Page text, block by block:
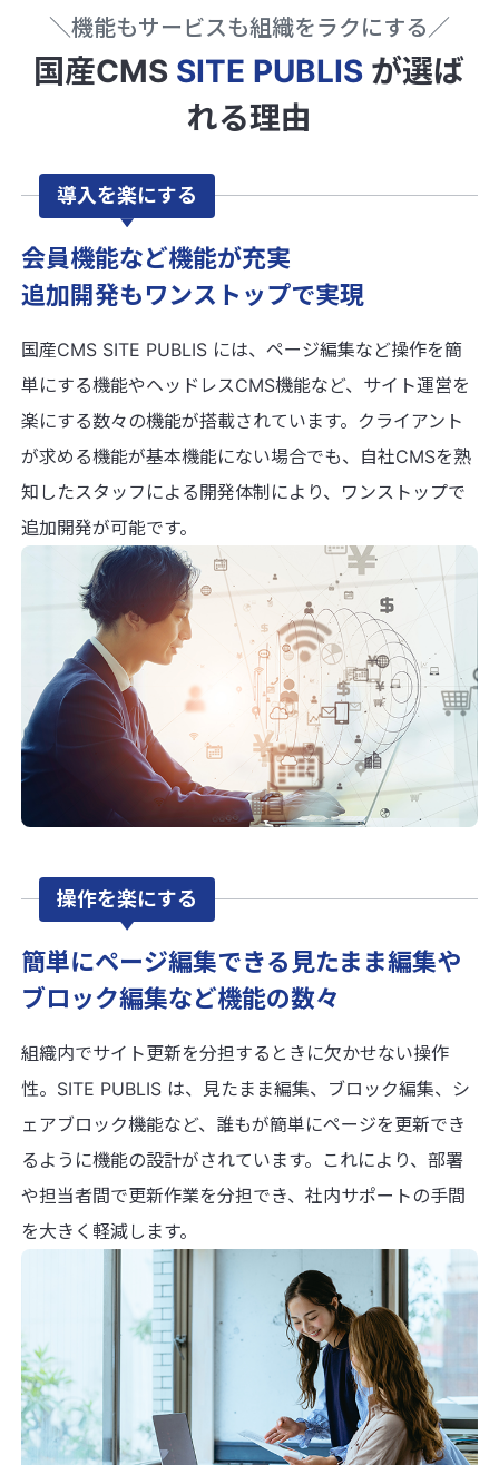
機能もサービスも組織をラクにする
国産CMS SITE PUBLIS が選ば
れる理由
導入を楽にする
会員機能など機能が充実
追加開発もワンストップで実現
国産CMS SITE PUBLIS には、ページ編集など操作を簡
単にする機能やヘッドレスCMS機能など、サイト運営を
楽にする数々の機能が搭載されています。クライアント
が求める機能が基本機能にない場合でも、自社CMSを熟
知したスタッフによる開発体制により、ワンストップで
追加開発が可能です。
操作を楽にする
簡単にページ編集できる見たまま編集や
ブロック編集など機能の数々
組織内でサイト更新を分担するときに欠かせない操作
性。SITE PUBLIS は、見たまま編集、ブロック編集、シ
ェアブロック機能など、誰もが簡単にページを更新でき
るように機能の設計がされています。これにより、部署
や担当者間で更新作業を分担でき、社内サポートの手間
を大きく軽減します。